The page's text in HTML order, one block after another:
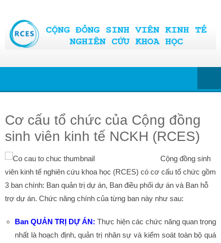
content
Cơ cấu tổ chức của Cộng đồng
sinh viên kinh tế NCKH (RCES)
Cộng đồng sinh
viên kinh tế nghiên cứu khoa học (RCES) có cơ cấu tổ chức gồm
3 ban chính: Ban quản trị dự án, Ban điều phối dự án và Ban hỗ
trợ dự án. Chức năng chính của từng ban này như sau:
Ban QUẢN TRỊ DỰ ÁN: Thực hiện các chức năng quan trọng
nhất là hoạch định, quản trị nhân sự và kiểm soát toàn bộ quá